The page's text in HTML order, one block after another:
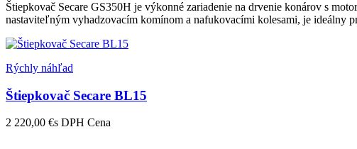
Štiepkovač Secare GS350H je výkonné zariadenie na drvenie konárov s
nastaviteľným vyhadzovacím komínom a nafukovacími kolesami, je ideálny
Rýchly náhľad
Štiepkovač Secare BL15
2 220,00 €s DPH Cena